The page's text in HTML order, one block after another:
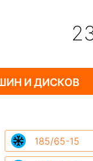
И ДИСКОВ
185/65-15